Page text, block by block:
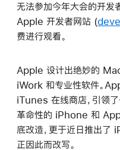
无法参加今年大会的开发
Apple 开发者网站 (
费进行观看。
Apple 设计出绝妙的
iWork 和专业性软件。
iTunes 在线商店，引领
革命性的 iPhone 和
底改造，更于近日推出了
正因此而改写。